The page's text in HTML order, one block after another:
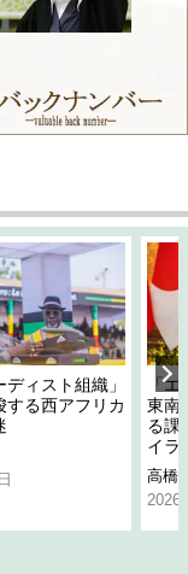
ィスト組織」
する西アフリカ
「
東南
る課
イラ
高橋
2026